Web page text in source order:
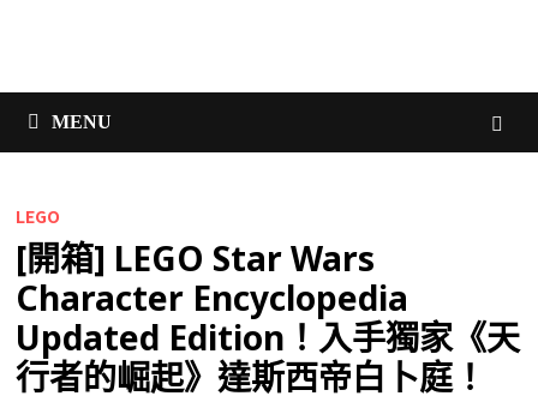
MENU
LEGO
[開箱] LEGO Star Wars
Character Encyclopedia
Updated Edition！入手獨家《天
行者的崛起》達斯西帝白卜庭！